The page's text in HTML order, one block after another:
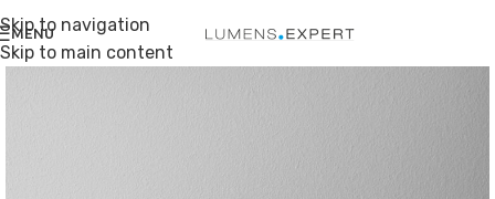
Skip to navigation
Skip to main content
MENU